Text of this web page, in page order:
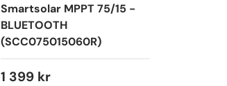
Smartsolar MPPT 75/15 -
BLUETOOTH
(SCC075015060R)
1 399 kr